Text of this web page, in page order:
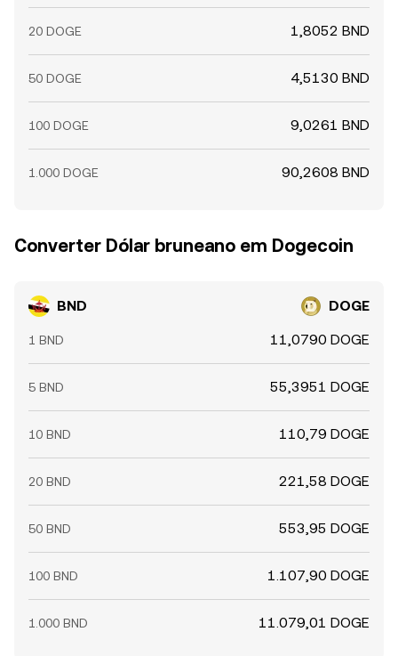
20 DOGE 1,8052 BND
50 DOGE 4,5130 BND
100 DOGE 9,0261 BND
1.000 DOGE 90,2608 BND
Converter Dólar bruneano em Dogecoin
BND DOGE
1 BND 11,0790 DOGE
5 BND 55,3951 DOGE
10 BND 110,79 DOGE
20 BND 221,58 DOGE
50 BND 553,95 DOGE
100 BND 1.107,90 DOGE
1.000 BND 11.079,01 DOGE